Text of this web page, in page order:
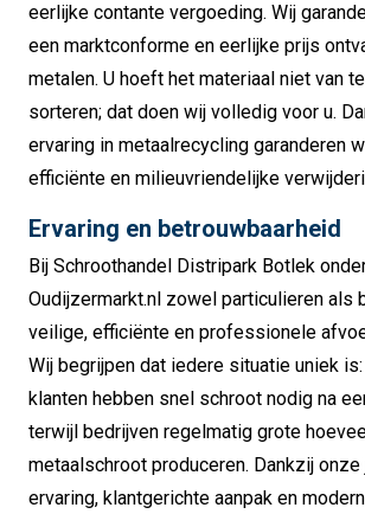
eerlijke contante vergoeding. Wij
een marktconforme en eerlijke prijs
metalen. U hoeft het materiaal niet van
sorteren; dat doen wij volledig voor u.
ervaring in metaalrecycling garanderen
efficiënte en milieuvriendelijke
Ervaring en betrouwbaarheid
Bij Schroothandel Distripark Botlek
Oudijzermarkt.nl zowel particulieren als
veilige, efficiënte en professionele
Wij begrijpen dat iedere situatie uniek
klanten hebben snel schroot nodig na
terwijl bedrijven regelmatig grote
metaalschroot produceren. Dankzij onze
ervaring, klantgerichte aanpak en